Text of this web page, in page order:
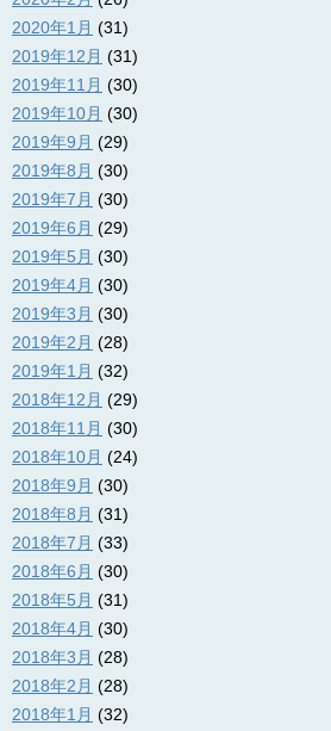
2020年1月 (31)
2019年12月 (31)
2019年11月 (30)
2019年10月 (30)
2019年9月 (29)
2019年8月 (30)
2019年7月 (30)
2019年6月 (29)
2019年5月 (30)
2019年4月 (30)
2019年3月 (30)
2019年2月 (28)
2019年1月 (32)
2018年12月 (29)
2018年11月 (30)
2018年10月 (24)
2018年9月 (30)
2018年8月 (31)
2018年7月 (33)
2018年6月 (30)
2018年5月 (31)
2018年4月 (30)
2018年3月 (28)
2018年2月 (28)
2018年1月 (32)